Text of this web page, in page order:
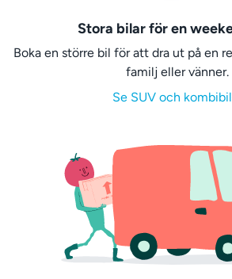
Stora bilar för en
Boka en större bil för att dra ut på en
familj eller vänner.
Se SUV och